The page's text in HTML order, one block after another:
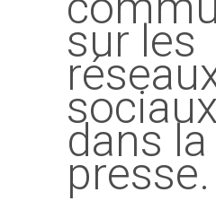
sur les
dans la
presse.